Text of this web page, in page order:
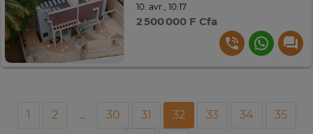
10. avr., 10:17
2 500 000 F Cfa
1 2 ... 30 31 32 33 34
35